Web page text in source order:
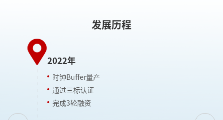
发展历程
2020-2021年
产品研发